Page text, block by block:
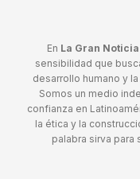
En La Gran Noticia
sensibilidad que
desarrollo humano y
Somos un medio
confianza en
la ética y la
palabra sirva para